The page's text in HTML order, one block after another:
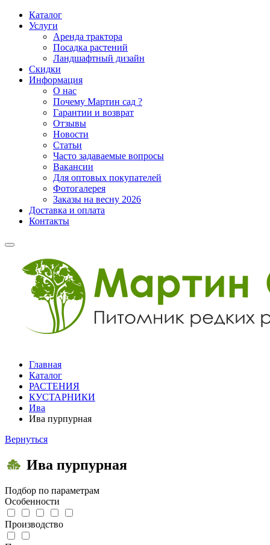
Каталог
Услуги
Аренда трактора
Посадка растений
Ландшафтный дизайн
Скидки
Информация
О нас
Почему Мартин сад ?
Гарантии и возврат
Отзывы
Новости
Статьи
Часто задаваемые вопросы
Вакансии
Для оптовых покупателей
Фотогалерея
Заказы на весну 2026
Доставка и оплата
Контакты
Главная
Каталог
РАСТЕНИЯ
КУСТАРНИКИ
Ива
Ива пурпурная
Вернуться
Ива пурпурная
Подбор по параметрам
Особенности
Производство